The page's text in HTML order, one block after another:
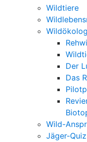
Wildtiere
Der
Das
Wild-
Jäger-Quiz